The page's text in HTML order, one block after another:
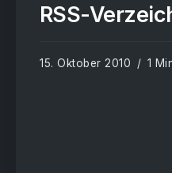
RSS-
15. Oktober 2010 1